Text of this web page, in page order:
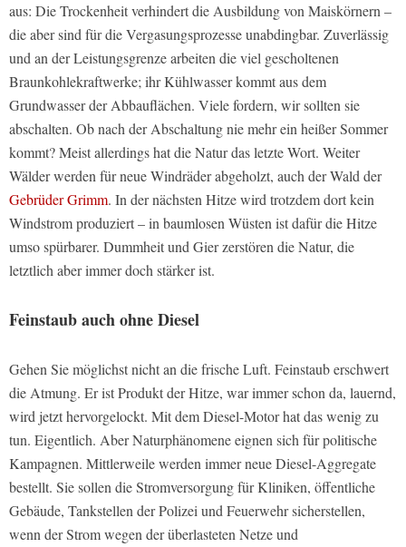
aus: Die Trockenheit verhindert die Ausbildung von Maiskörnern –
die aber sind für die Vergasungsprozesse unabdingbar. Zuverlässig
und an der Leistungsgrenze arbeiten die viel gescholtenen
Braunkohlekraftwerke; ihr Kühlwasser kommt aus dem
Grundwasser der Abbauflächen. Viele fordern, wir sollten sie
abschalten. Ob nach der Abschaltung nie mehr ein heißer Sommer
kommt? Meist allerdings hat die Natur das letzte Wort. Weiter
Wälder werden für neue Windräder abgeholzt, auch der Wald der
Gebrüder Grimm. In der nächsten Hitze wird trotzdem dort kein
Windstrom produziert – in baumlosen Wüsten ist dafür die Hitze
umso spürbarer. Dummheit und Gier zerstören die Natur, die
letztlich aber immer doch stärker ist.
Feinstaub auch ohne Diesel
Gehen Sie möglichst nicht an die frische Luft. Feinstaub erschwert
die Atmung. Er ist Produkt der Hitze, war immer schon da, lauernd,
wird jetzt hervorgelockt. Mit dem Diesel-Motor hat das wenig zu
tun. Eigentlich. Aber Naturphänomene eignen sich für politische
Kampagnen. Mittlerweile werden immer neue Diesel-Aggregate
bestellt. Sie sollen die Stromversorgung für Kliniken, öffentliche
Gebäude, Tankstellen der Polizei und Feuerwehr sicherstellen,
wenn der Strom wegen der überlasteten Netze und